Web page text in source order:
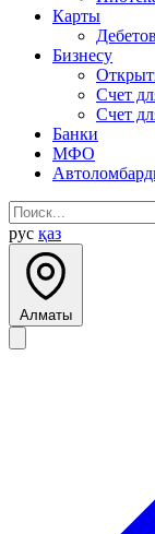
Карты
Бизнесу
Cчет
Счет
Банки
МФО
рус қаз
Алматы